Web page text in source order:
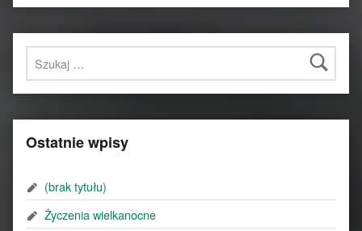
Szukaj:
Ostatnie wpisy
(brak tytułu)
Życzenia wielkanocne